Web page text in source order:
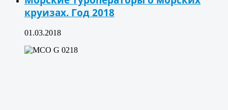
круизах. Год 2018
01.03.2018